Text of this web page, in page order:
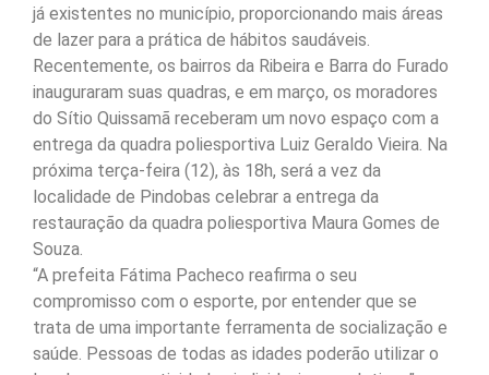
já existentes no município, proporcionando mais áreas
de lazer para a prática de hábitos saudáveis.
Recentemente, os bairros da Ribeira e Barra do Furado
inauguraram suas quadras, e em março, os moradores
do Sítio Quissamã receberam um novo espaço com a
entrega da quadra poliesportiva Luiz Geraldo Vieira. Na
próxima terça-feira (12), às 18h, será a vez da
localidade de Pindobas celebrar a entrega da
restauração da quadra poliesportiva Maura Gomes de
Souza.
“A prefeita Fátima Pacheco reafirma o seu
compromisso com o esporte, por entender que se
trata de uma importante ferramenta de socialização e
saúde. Pessoas de todas as idades poderão utilizar o